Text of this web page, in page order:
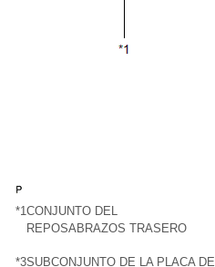
*1CONJUNTO DEL
REPOSABRAZOS TRASERO
*3SUBCONJUNTO DE LA PLACA DE